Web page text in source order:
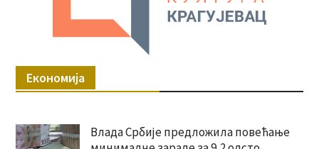
Економија
Влада Србије предложила повећање